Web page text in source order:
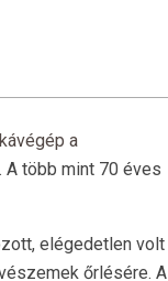
a
több mint 70 éves
elégedetlen volt
őrlésére. A